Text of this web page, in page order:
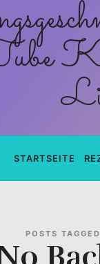
STARTSEITE
POSTS TAGGED